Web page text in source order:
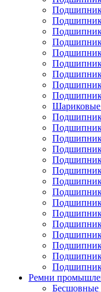
Ремни
Бесшовные